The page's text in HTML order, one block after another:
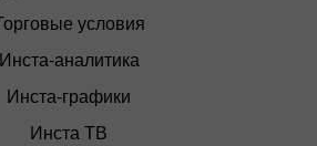
условия
Инста-аналитика
Инста-графики
Инста ТВ